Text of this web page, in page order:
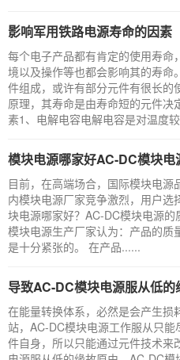
影响军用铁路电源寿命的因素
每个电子产品都有肯定的使用寿
境以及操作等也都会影响其的寿
件组成，或许有部分元件有很长的
原理，其寿命是由寿命短的元件
素1、电解电容电解电容是对温度
模块电源哪家好AC-DC模块电源
目前，在高端场合，国际模块电
内模块电源厂家竞争激烈，用户
块电源哪家好？AC-DC模块电源
模块电源生产厂家认为：产品的
是十分紧张的。 在产品......
导致AC-DC模块电源服从低的
在能量转换体系，必然是会产生损
站，AC-DC模块电源工作服从只
件自身，所以只能通过元件技术